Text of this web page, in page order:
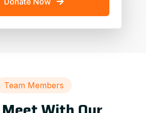
Team Members